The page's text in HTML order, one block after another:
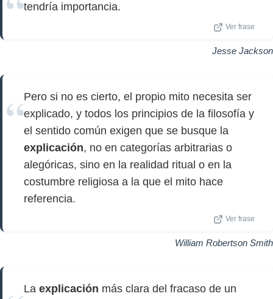
tendría importancia.
Ver frase
Jesse Jackson
Pero si no es cierto, el propio mito necesita ser
explicado, y todos los principios de la filosofía y
el sentido común exigen que se busque la
explicación, no en categorías arbitrarias o
alegóricas, sino en la realidad ritual o en la
costumbre religiosa a la que el mito hace
referencia.
Ver frase
William Robertson Smith
La explicación más clara del fracaso de un